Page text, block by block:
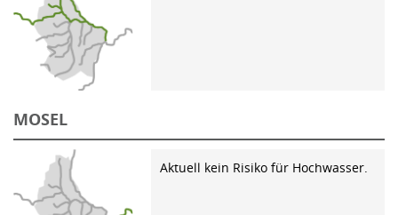
MOSEL
Aktuell kein Risiko für Hochwasser.